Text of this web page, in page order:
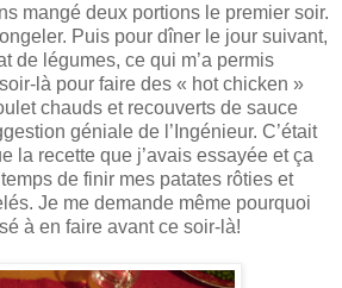
mangé deux portions le premier soir.
Puis pour dîner le jour suivant,
de légumes, ce qui m’a permis
là pour faire des « hot chicken »
chauds et recouverts de sauce
géniale de l’Ingénieur. C’était
la recette que j’avais essayée et ça
de finir mes patates rôties et
Je me demande même pourquoi
à en faire avant ce soir-là!